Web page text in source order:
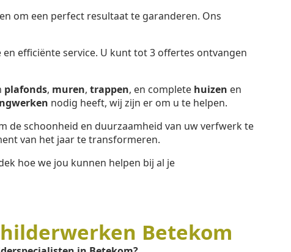
om een perfect resultaat te garanderen. Ons
en efficiënte service. U kunt tot 3 offertes ontvangen
plafonds, muren, trappen, en complete huizen en
nodig heeft, wij zijn er om u te helpen.
de schoonheid en duurzaamheid van uw verfwerk te
van het jaar te transformeren.
hoe we jou kunnen helpen bij al je
Betekom